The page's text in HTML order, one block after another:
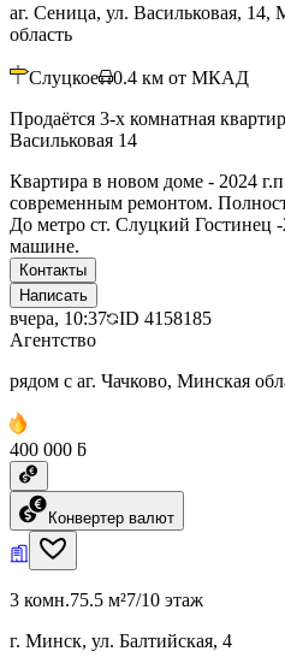
аг. Сеница, ул. Васильковая,
область
Слуцкое 0.4 км от МКАД
Продаётся 3-х комнатная
Васильковая 14
Квартира в новом доме - 2024
современным ремонтом.
До метро ст. Слуцкий Гостинец
машине.
Контакты
Написать
вчера, 10:37 ID 4158185
Агентство
рядом с аг. Чачково, Минская
400 000 ƃ
Конвертер валют
3 комн.75.5 м²7/10 этаж
г. Минск, ул. Балтийская, 4